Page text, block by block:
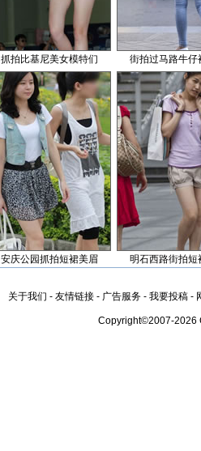
抓拍比基尼美女模特们 街拍过马路牛仔
安庆公园抓拍短裙美眉 明石西路街拍短
关于我们 - 友情链接 - 广告服务 - 我要投稿 -
Copyright©2007-2026